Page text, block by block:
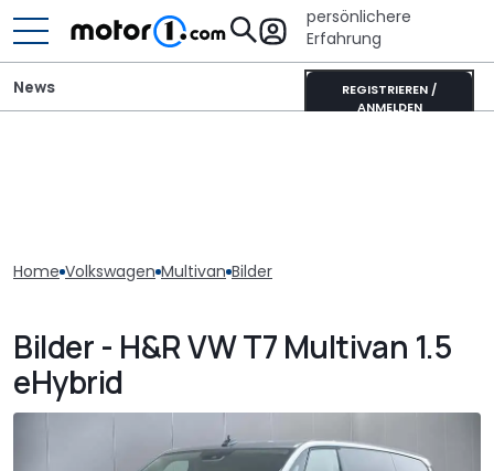
persönlichere
Erfahrung
REGISTRIEREN /
ANMELDEN
News
Home Volkswagen Multivan Bilder
Bilder - H&R VW T7 Multivan 1.5
eHybrid